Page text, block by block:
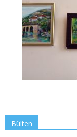
Bülten